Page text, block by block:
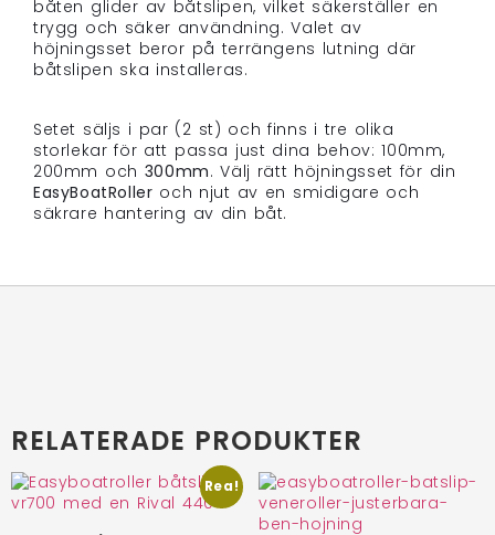
båten glider av båtslipen, vilket säkerställer en
trygg och säker användning. Valet av
höjningsset beror på terrängens lutning där
båtslipen ska installeras.
Setet säljs i par (2 st) och finns i tre olika
storlekar för att passa just dina behov: 100mm,
200mm och 300mm. Välj rätt höjningsset för din
EasyBoatRoller och njut av en smidigare och
säkrare hantering av din båt.
RELATERADE PRODUKTER
Rea!